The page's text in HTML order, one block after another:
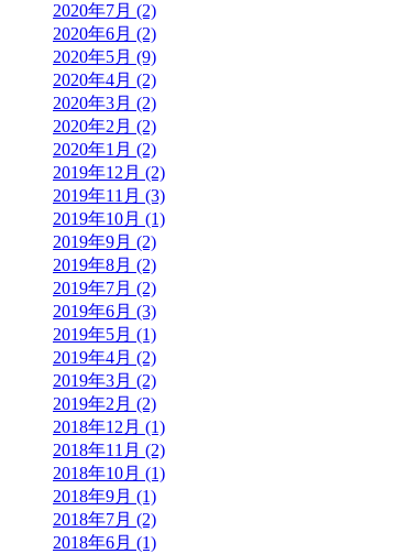
2020年7月 (2)
2020年6月 (2)
2020年5月 (9)
2020年4月 (2)
2020年3月 (2)
2020年2月 (2)
2020年1月 (2)
2019年12月 (2)
2019年11月 (3)
2019年10月 (1)
2019年9月 (2)
2019年8月 (2)
2019年7月 (2)
2019年6月 (3)
2019年5月 (1)
2019年4月 (2)
2019年3月 (2)
2019年2月 (2)
2018年12月 (1)
2018年11月 (2)
2018年10月 (1)
2018年9月 (1)
2018年7月 (2)
2018年6月 (1)